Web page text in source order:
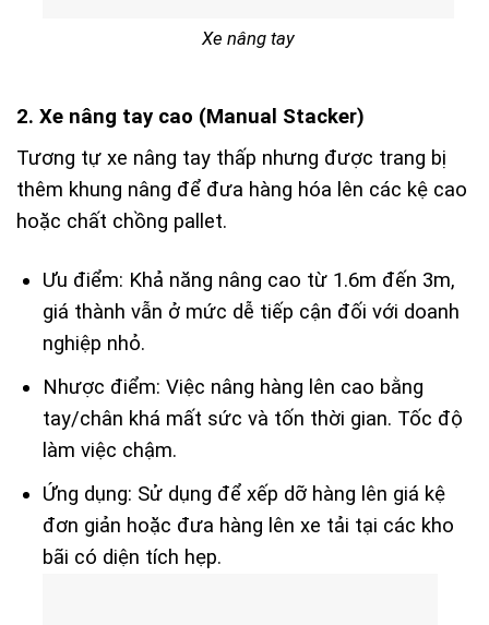
Xe nâng tay
2. Xe nâng tay cao (Manual Stacker)
Tương tự xe nâng tay thấp nhưng được trang bị
thêm khung nâng để đưa hàng hóa lên các kệ cao
hoặc chất chồng pallet.
Ưu điểm: Khả năng nâng cao từ 1.6m đến 3m,
giá thành vẫn ở mức dễ tiếp cận đối với doanh
nghiệp nhỏ.
Nhược điểm: Việc nâng hàng lên cao bằng
tay/chân khá mất sức và tốn thời gian. Tốc độ
làm việc chậm.
Ứng dụng: Sử dụng để xếp dỡ hàng lên giá kệ
đơn giản hoặc đưa hàng lên xe tải tại các kho
bãi có diện tích hẹp.